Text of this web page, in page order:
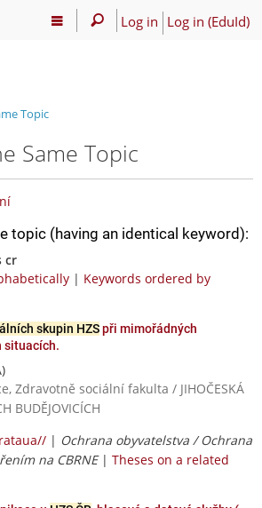
Log in Log in (EduId)
Topic
Same Topic
topic (having an identical keyword):
cr
| Keywords ordered by
skupin HZSpři mimořádných
situacích.
Zdravotně sociální fakulta / JIHOČESKÁ
BUDĚJOVICÍCH
| Ochrana obyvatelstva / Ochrana
na CBRNE| Theses on a related